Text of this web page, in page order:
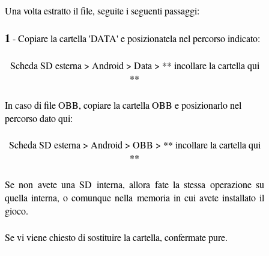
Una volta estratto il file, seguite i seguenti passaggi:
1 - Copiare la cartella 'DATA' e posizionatela nel percorso indicato:
Scheda SD esterna > Android > Data > ** incollare la cartella qui
**
In caso di file OBB, copiare la cartella OBB e posizionarlo nel
percorso dato qui:
Scheda SD esterna > Android > OBB > ** incollare la cartella qui
**
Se non avete una SD interna, allora fate la stessa operazione su
quella interna, o comunque nella memoria in cui avete installato il
gioco.
Se vi viene chiesto di sostituire la cartella, confermate pure.